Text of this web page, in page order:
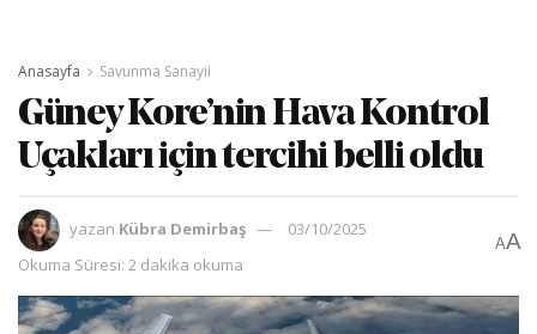
Anasayfa Savunma Sanayii
Güney Kore’nin Hava Kontrol
Uçakları için tercihi belli oldu
yazan Kübra Demirbaş
03/10/2025
Okuma Süresi: 2 dakika okuma
AA